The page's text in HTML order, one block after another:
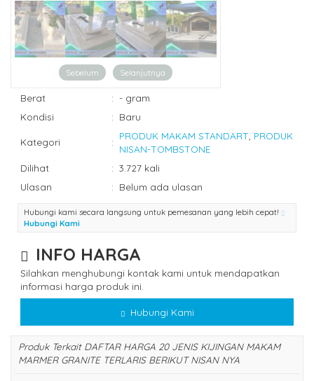
Sebelum Selanjutnya
Berat : - gram
Kondisi
: Baru
Kategori :
PRODUK MAKAM STANDART PRODUK
NISAN-TOMBSTONE
Dilihat
: 3.727 kali
Ulasan
: Belum ada ulasan
Hubungi kami secara langsung untuk pemesanan yang lebih cepat!
Hubungi Kami
INFO HARGA
Silahkan menghubungi kontak kami untuk mendapatkan
informasi harga produk ini.
Hubungi Kami
Produk Terkait DAFTAR HARGA 20 JENIS KIJINGAN MAKAM
MARMER GRANITE TERLARIS BERIKUT NISAN NYA